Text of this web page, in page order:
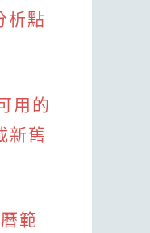
析點
用的
新舊
範